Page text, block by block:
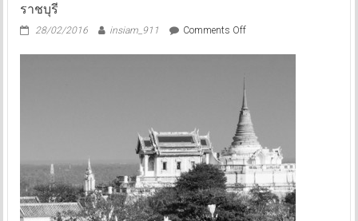
ราชบุรี
28/02/2016 insiam_911 Comments Offon